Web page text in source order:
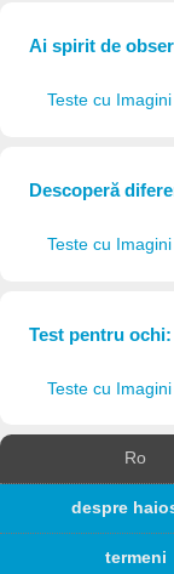
Ai spirit de
Teste cu Imagini
Descoperă
Teste cu Imagini
Test pentru
Teste cu Imagini
Ro
despre
termeni